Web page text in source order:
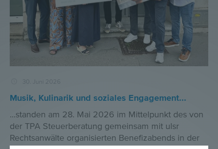
Musik, Kulinarik und soziales Engagement...
...standen am 28. Mai 2026 im Mittelpunkt des von
der TPA Steuerberatung gemeinsam mit ulsr
Rechtsanwälte organisierten Benefizabends in der